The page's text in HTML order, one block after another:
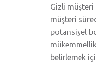
Gizli müşteri
müşteri
potansiyel
belirlemek